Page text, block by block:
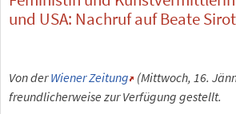
und USA: Nachruf auf Beate
Von derWiener Zeitung (Mittwoch, 16.
freundlicherweise zur Verfügung gestellt.